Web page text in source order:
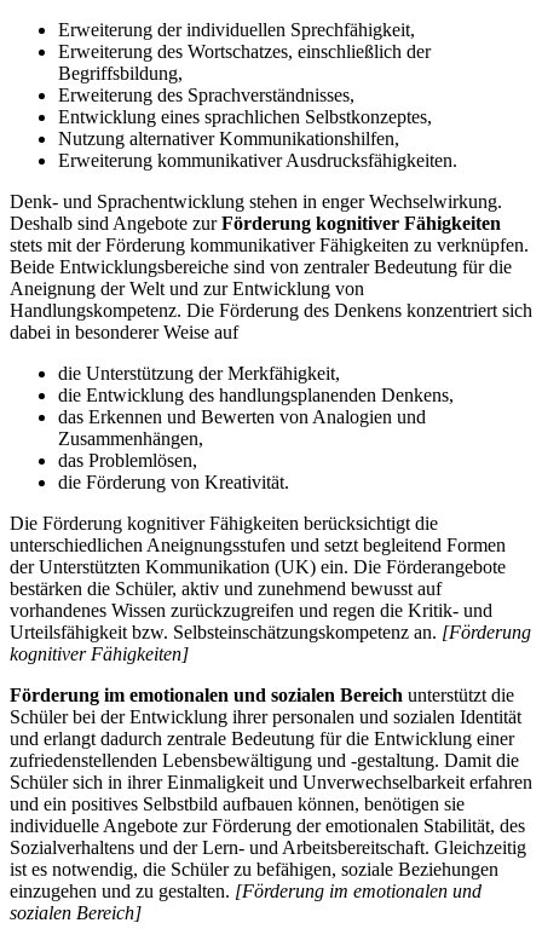
Erweiterung der individuellen Sprechfähigkeit,
Erweiterung des Wortschatzes, einschließlich der
Begriffsbildung,
Erweiterung des Sprachverständnisses,
Entwicklung eines sprachlichen Selbstkonzeptes,
Nutzung alternativer Kommunikationshilfen,
Erweiterung kommunikativer Ausdrucksfähigkeiten.
Denk- und Sprachentwicklung stehen in enger Wechselwirkung.
Deshalb sind Angebote zurFörderung kognitiver Fähigkeiten
stets mit der Förderung kommunikativer Fähigkeiten zu verknüpfen.
Beide Entwicklungsbereiche sind von zentraler Bedeutung für die
Aneignung der Welt und zur Entwicklung von
Handlungskompetenz. Die Förderung des Denkens konzentriert sich
dabei in besonderer Weise auf
die Unterstützung der Merkfähigkeit,
die Entwicklung des handlungsplanenden Denkens,
das Erkennen und Bewerten von Analogien und
Zusammenhängen,
das Problemlösen,
die Förderung von Kreativität.
Die Förderung kognitiver Fähigkeiten berücksichtigt die
unterschiedlichen Aneignungsstufen und setzt begleitend Formen
der Unterstützten Kommunikation (UK) ein. Die Förderangebote
bestärken die Schüler, aktiv und zunehmend bewusst auf
vorhandenes Wissen zurückzugreifen und regen die Kritik- und
Urteilsfähigkeit bzw. Selbsteinschätzungskompetenz an. [Förderung
kognitiver Fähigkeiten]
Förderung im emotionalen und sozialen Bereich unterstützt die
Schüler bei der Entwicklung ihrer personalen und sozialen Identität
und erlangt dadurch zentrale Bedeutung für die Entwicklung einer
zufriedenstellenden Lebensbewältigung und -gestaltung. Damit die
Schüler sich in ihrer Einmaligkeit und Unverwechselbarkeit erfahren
und ein positives Selbstbild aufbauen können, benötigen sie
individuelle Angebote zur Förderung der emotionalen Stabilität, des
Sozialverhaltens und der Lern- und Arbeitsbereitschaft. Gleichzeitig
ist es notwendig, die Schüler zu befähigen, soziale Beziehungen
einzugehen und zu gestalten. [Förderung im emotionalen und
sozialen Bereich]